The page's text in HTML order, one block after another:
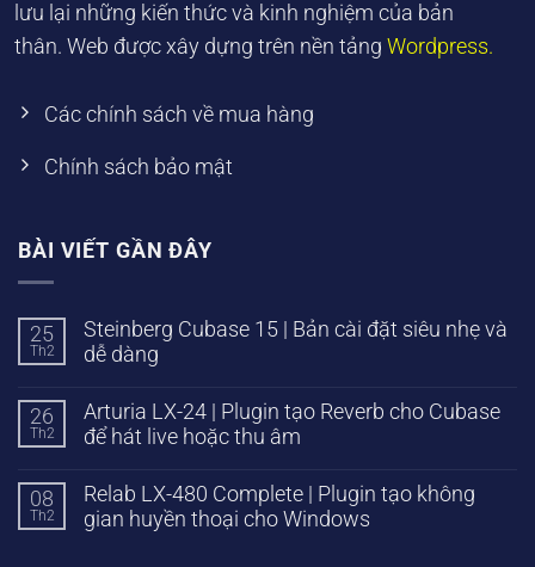
lưu lại những kiến thức và kinh nghiệm của bản
thân. Web được xây dựng trên nền tảng Wordpress.
Các chính sách về mua hàng
Chính sách bảo mật
BÀI VIẾT GẦN ĐÂY
25
Th2
Steinberg Cubase 15 | Bản cài đặt siêu nhẹ và
dễ dàng
26
Th2
Arturia LX-24 | Plugin tạo Reverb cho Cubase
để hát live hoặc thu âm
08
Th2
Relab LX-480 Complete | Plugin tạo không
gian huyền thoại cho Windows